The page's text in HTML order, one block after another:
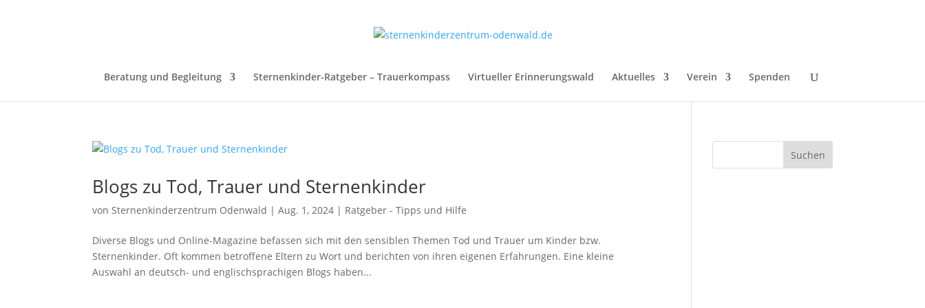
Beratung und Begleitung Sternenkinder-Ratgeber – Trauerkompass Virtueller Erinnerungswald Aktuelles Verein Spenden
Blogs zu Tod, Trauer und Sternenkinder
vonSternenkinderzentrum Odenwald |Aug. 1, 2024 | Ratgeber - Tipps und Hilfe
Diverse Blogs und Online-Magazine befassen sich mit den sensiblen Themen Tod und Trauer um Kinder bzw.
Sternenkinder. Oft kommen betroffene Eltern zu Wort und berichten von ihren eigenen Erfahrungen. Eine kleine
Auswahl an deutsch- und englischsprachigen Blogs haben...